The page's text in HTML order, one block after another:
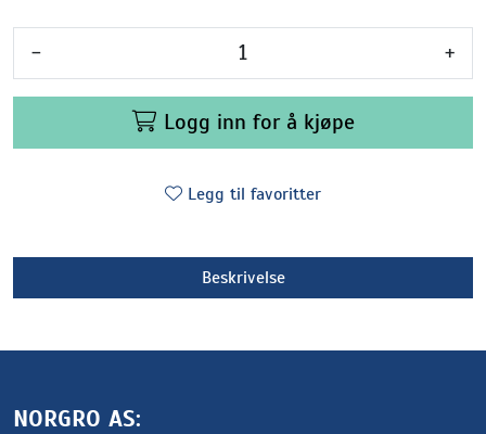
- +
Logg inn for å kjøpe
Legg til favoritter
Beskrivelse
NORGRO AS: